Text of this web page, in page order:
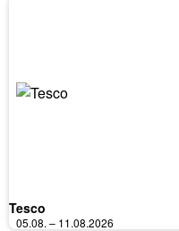
Tesco
05.08. – 11.08.2026